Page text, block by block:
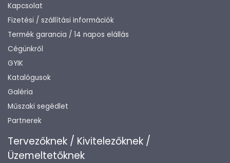
Kapcsolat
Fizetési / szállítási információk
Termék garancia / 14 napos elállás
Cégünkről
GYIK
Katalógusok
Galéria
Műszaki segédlet
Partnerek
Tervezőknek / Kivitelezőknek /
Üzemeltetőknek